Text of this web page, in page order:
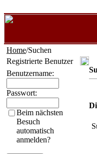
Home/Suchen
Registrierte Benutzer
Benutzername:
Passwort:
Beim nächsten
Besuch
automatisch
anmelden?